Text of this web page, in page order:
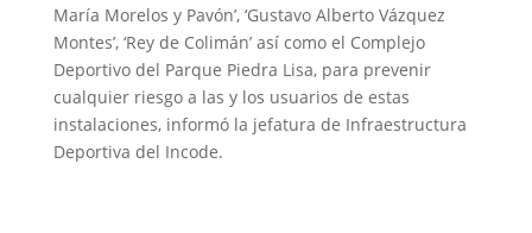
María Morelos y Pavón’, ‘Gustavo Alberto Vázquez
Montes’, ‘Rey de Colimán’ así como el Complejo
Deportivo del Parque Piedra Lisa, para prevenir
cualquier riesgo a las y los usuarios de estas
instalaciones, informó la jefatura de Infraestructura
Deportiva del Incode.